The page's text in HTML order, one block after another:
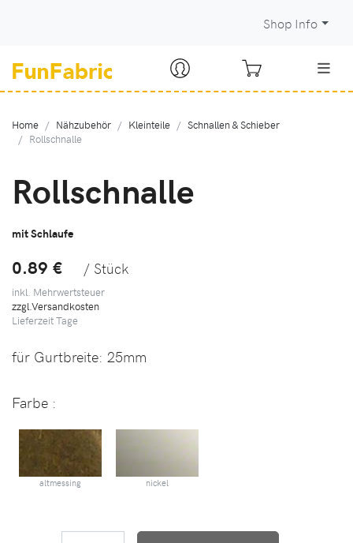
Shop Info
Home Nähzubehör Kleinteile
Schnallen & Schieber
Rollschnalle
Rollschnalle
mit Schlaufe
0.89 € / Stück
inkl. Mehrwertsteuer
zzgl.Versandkosten
LieferzeitTage
für Gurtbreite: 25mm
Farbe :
altmessing nickel